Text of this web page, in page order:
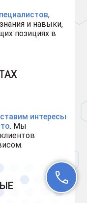
,
и навыки,
позициях в
интересы
. Мы